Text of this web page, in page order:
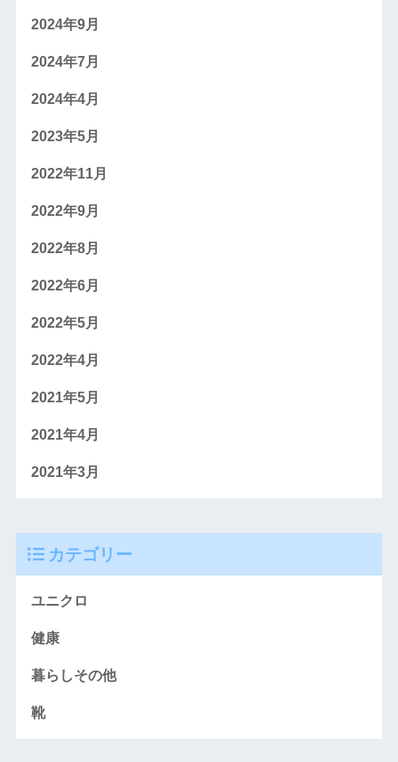
2024年9月
2024年7月
2024年4月
2023年5月
2022年11月
2022年9月
2022年8月
2022年6月
2022年5月
2022年4月
2021年5月
2021年4月
2021年3月
カテゴリー
ユニクロ
健康
暮らしその他
靴